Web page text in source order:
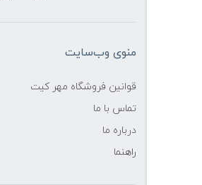
منوی وب‌سایت
قوانین فروشگاه مهر کیت
تماس با ما
درباره ما
راهنما